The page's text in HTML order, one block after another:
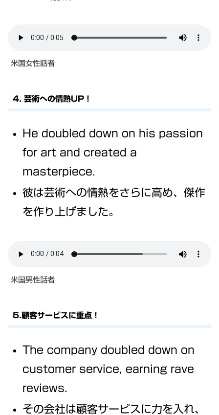
米国女性話者
4. 芸術への情熱UP！
He doubled down on his passion
for art and created a
masterpiece.
彼は芸術への情熱をさらに高め、傑作
を作り上げました。
米国男性話者
5.顧客サービスに重点！
The company doubled down on
customer service, earning rave
reviews.
その会社は顧客サービスに力を入れ、